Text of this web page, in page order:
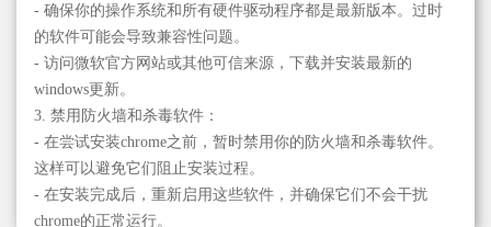
- 确保你的操作系统和所有硬件驱动程序都是最新版本。过时
的软件可能会导致兼容性问题。
- 访问微软官方网站或其他可信来源，下载并安装最新的
windows更新。
3. 禁用防火墙和杀毒软件：
- 在尝试安装chrome之前，暂时禁用你的防火墙和杀毒软件。
这样可以避免它们阻止安装过程。
- 在安装完成后，重新启用这些软件，并确保它们不会干扰
chrome的正常运行。